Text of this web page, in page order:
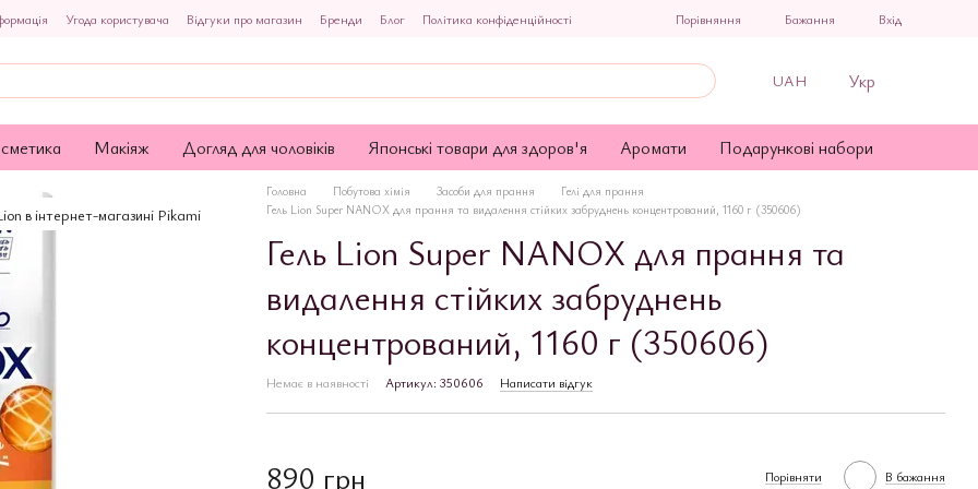
Угода користувача Відгуки про магазин Бренди Блог
Політика конфіденційності
Порівняння Бажання Вхід
UAH Укр
Макіяж Догляд для чоловіків Японські товари для здоров'я Аромати Подарункові набори
Головна Побутова хімія Засоби для прання
Гелі для прання
Гель Lion Super NANOX для прання та видалення стійких забруднень концентрований, 1160 г (350606)
Гель Lion Super NANOX для прання та
видалення стійких забруднень
концентрований, 1160 г (350606)
Немає в наявності Артикул: 350606 Написати відгук
890 грн Порівняти В бажання